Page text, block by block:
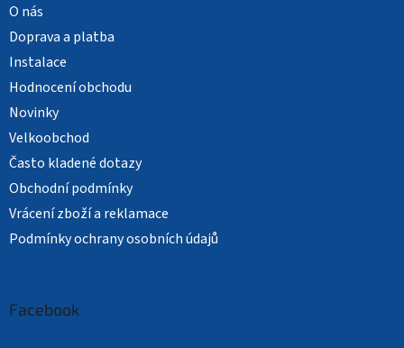
O nás
Doprava a platba
Instalace
Hodnocení obchodu
Novinky
Velkoobchod
Často kladené dotazy
Obchodní podmínky
Vrácení zboží a reklamace
Podmínky ochrany osobních údajů
Facebook